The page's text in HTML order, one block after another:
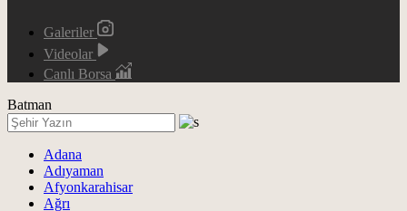
Galeriler
Videolar
Canlı Borsa
Batman
Adana
Adıyaman
Afyonkarahisar
Ağrı